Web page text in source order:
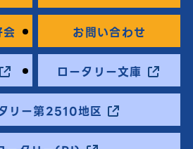
お問い合わせ
ロータリー文庫
リー第2510地区